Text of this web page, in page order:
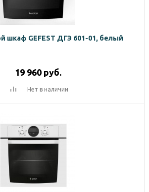
шкаф GEFEST ДГЭ 601-01, белый
19 960 руб.
Нет в наличии